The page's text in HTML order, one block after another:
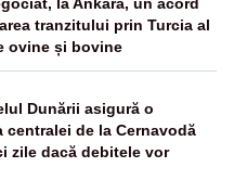
tranzitului prin Turcia al
ovine și bovine
Dunării asigură o
centralei de la Cernavodă
zile dacă debitele vor